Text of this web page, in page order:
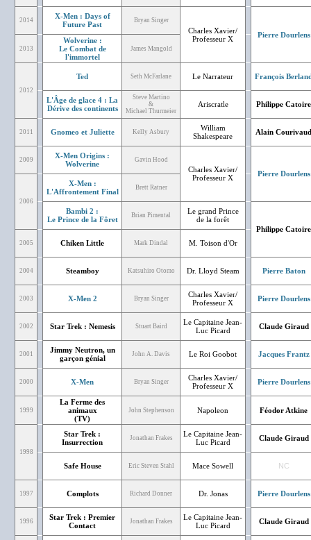
2014
X-Men : Days of
Future Past
Bryan Singer
Charles Xavier/
Professeur X
Pierre Dourlens
2013
Wolverine :
Le Combat de
l'immortel
James Mangold
2012
Ted Seth McFarlane Le Narrateur François
L'Âge de glace 4 : La
Dérive des continents
Steve Martino
&
Michael Thurmeier
Ariscratle Philippe Catoire
2011 Gnomeo et Juliette Kelly Asbury
William
Shakespeare
Alain Courivaud
2009
X-Men Origins :
Wolverine
Gavin Hood
Charles Xavier/
Professeur X
Pierre Dourlens
2006
X-Men :
L'Affrontement Final
Brett Ratner
Bambi 2 :
Le Prince de la Fôret
Brian Pimental
Le grand Prince
de la forêt
Philippe Catoire
2005 Chiken Little Mark Dindal M. Toison d'Or
2004 Steamboy Katsuhiro Otomo Dr. Lloyd Steam Pierre Baton
2003 X-Men 2 Bryan Singer
Charles Xavier/
Professeur X
Pierre Dourlens
2002 Star Trek : Nemesis Stuart Baird
Le Capitaine Jean-
Luc Picard
Claude Giraud
2001
Jimmy Neutron, un
garçon génial
John A. Davis Le Roi Goobot Jacques Frantz
2000 X-Men Bryan Singer
Charles Xavier/
Professeur X
Pierre Dourlens
1999
La Ferme des
animaux
(TV)
John Stephenson Napoleon Féodor Atkine
1998
Star Trek :
Insurrection
Jonathan Frakes
Le Capitaine Jean-
Luc Picard
Claude Giraud
Safe House Eric Steven Stahl Mace Sowell NC
1997 Complots Richard Donner Dr. Jonas Pierre Dourlens
1996
Star Trek : Premier
Contact
Jonathan Frakes
Le Capitaine Jean-
Luc Picard
Claude Giraud